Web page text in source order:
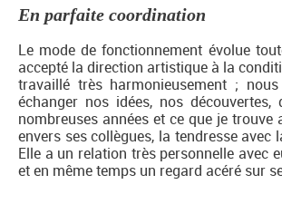
En parfaite coordination
Le mode de fonctionnement évolue
accepté la direction artistique à la
travaillé très harmonieusement ;
échanger nos idées, nos
nombreuses années et ce que je trouve
envers ses collègues, la tendresse
Elle a un relation très personnelle avec
et en même temps un regard acéré sur